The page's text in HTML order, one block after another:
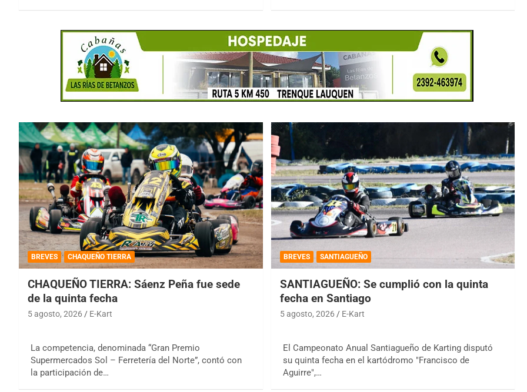
BREVES CHAQUEÑO TIERRA
CHAQUEÑO TIERRA: Sáenz Peña fue sede
de la quinta fecha
5 agosto, 2026 E-Kart
La competencia, denominada “Gran Premio
Supermercados Sol – Ferretería del Norte”, contó con
la participación de…
BREVES SANTIAGUEÑO
SANTIAGUEÑO: Se cumplió con la quinta
fecha en Santiago
5 agosto, 2026 E-Kart
El Campeonato Anual Santiagueño de Karting disputó
su quinta fecha en el kartódromo "Francisco de
Aguirre",…